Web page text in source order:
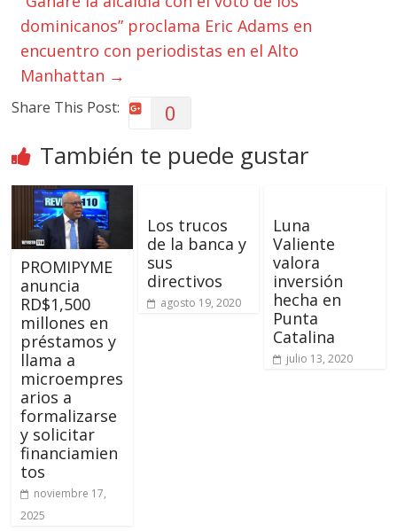
dominicanos” proclama Eric Adams en
encuentro con periodistas en el Alto
Manhattan →
Share This Post: 0
También te puede gustar
PROMIPYME
anuncia
RD$1,500
millones en
préstamos y
llama a
microempres
arios a
formalizarse
y solicitar
financiamien
tos
noviembre 17,
2025
Los trucos
de la banca y
sus
directivos
agosto 19, 2020
Luna
Valiente
valora
inversión
hecha en
Punta
Catalina
julio 13, 2020